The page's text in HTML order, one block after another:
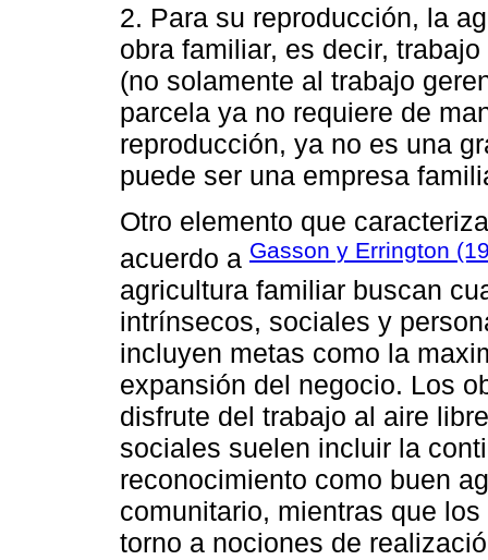
2. Para su reproducción, la
obra familiar, es decir,
(no solamente al trabajo
parcela ya no requiere de
reproducción, ya no es una
puede ser una empresa
Otro elemento que
acuerdo a Gasson y Errington
agricultura familiar buscan
intrínsecos, sociales y
incluyen metas como la
expansión del negocio. Los
disfrute del trabajo al aire
sociales suelen incluir la
reconocimiento como buen
comunitario, mientras que
torno a nociones de